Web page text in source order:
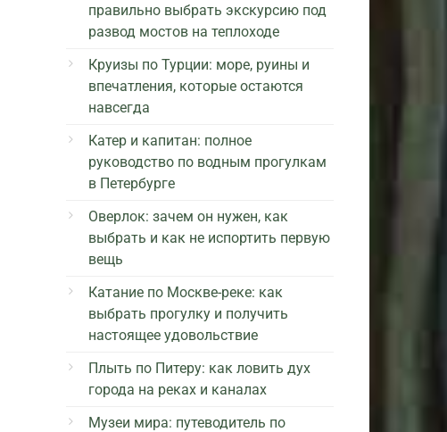
правильно выбрать экскурсию под
развод мостов на теплоходе
Круизы по Турции: море, руины и
впечатления, которые остаются
навсегда
Катер и капитан: полное
руководство по водным прогулкам
в Петербурге
Оверлок: зачем он нужен, как
выбрать и как не испортить первую
вещь
Катание по Москве-реке: как
выбрать прогулку и получить
настоящее удовольствие
Плыть по Питеру: как ловить дух
города на реках и каналах
Музеи мира: путеводитель по